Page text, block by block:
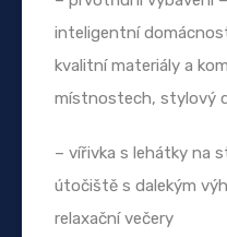
inteligentní
kvalitní materiály a
místnostech, stylový
– vířivka s lehátky na
útočiště s dalekým
relaxační večery